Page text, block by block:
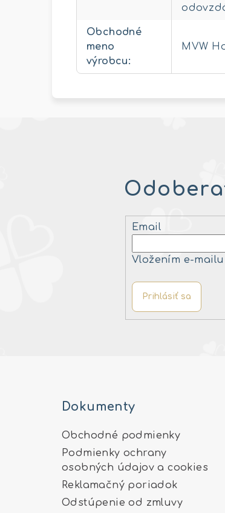
Obchodné
meno
výrobcu:
MVW
Email
Vložením e-
Prihlásiť sa
Dokumenty
Obchodné podmienky
Podmienky ochrany
osobných údajov a cookies
Reklamačný poriadok
Odstúpenie od zmluvy